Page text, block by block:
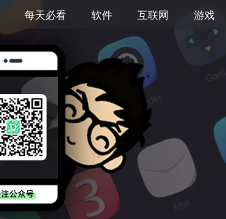
每天必看 软件 互联网 游戏